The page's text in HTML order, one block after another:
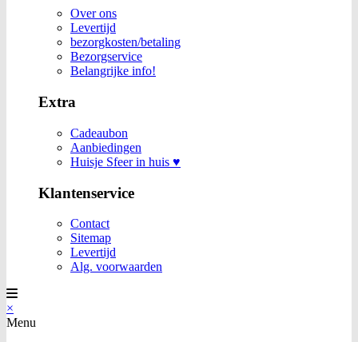
Over ons
Levertijd
bezorgkosten/betaling
Bezorgservice
Belangrijke info!
Extra
Cadeaubon
Aanbiedingen
Huisje Sfeer in huis ♥
Klantenservice
Contact
Sitemap
Levertijd
Alg. voorwaarden
×
Menu